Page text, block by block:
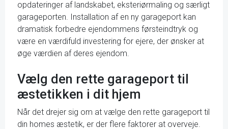
opdateringer af landskabet, eksteriørmaling og særligt
garageporten. Installation af en ny garageport kan
dramatisk forbedre ejendommens førsteindtryk og
være en værdifuld investering for ejere, der ønsker at
øge værdien af deres ejendom.
Vælg den rette garageport til
æstetikken i dit hjem
Når det drejer sig om at vælge den rette garageport til
din homes æstetik, er der flere faktorer at overveje.